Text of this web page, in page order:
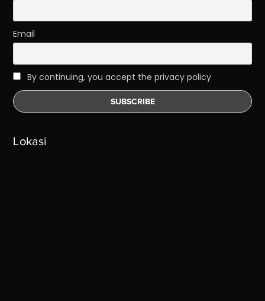
Email
By continuing, you accept the privacy policy
Lokasi